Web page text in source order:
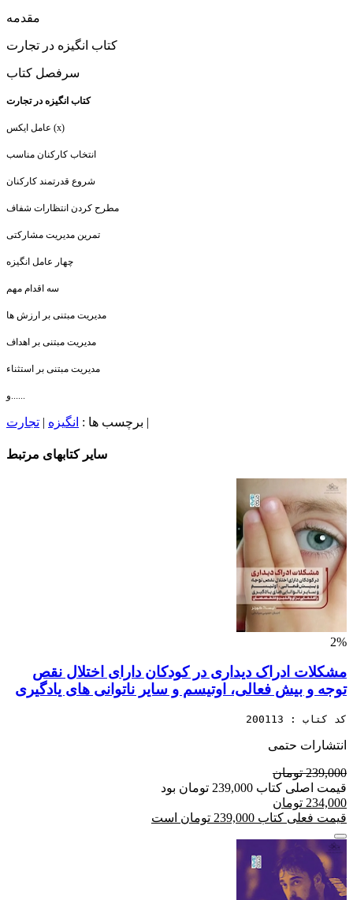
مقدمه
کتاب انگیزه در تجارت
سرفصل کتاب
کتاب انگیزه در تجارت
عامل ایکس (x)
انتخاب کارکنان مناسب
شروع قدرتمند کارکنان
مطرح کردن انتظارات شفاف
تمرین مدیریت مشارکتی
چهار عامل انگیزه
سه اقدام مهم
مدیریت مبتنی بر ارزش ها
مدیریت مبتنی بر اهداف
مدیریت مبتنی بر استثناء
و......
برچسب ها : انگیزه | تجارت |
سایر کتابهای مرتبط
2%
مشکلات ادراک دیداری در کودکان دارای اختلال نقص
توجه و بیش فعالی، اوتیسم و سایر ناتوانی های یادگیری
کد کتاب : 200113
انتشارات حتمی
239,000 تومان
قیمت اصلی کتاب 239,000 تومان بود
234,000 تومان
قیمت فعلی کتاب 239,000 تومان است